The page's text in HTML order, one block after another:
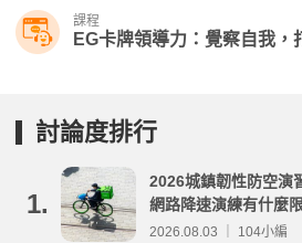
課程
EG卡牌領導力：覺察自我，
討論度排行
1.
2026城鎮韌性防空演
網路降速演練有什麼
事項整理
2026.08.03 ｜ 104小編